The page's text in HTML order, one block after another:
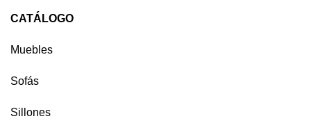
CATÁLOGO
Muebles
Sofás
Sillones